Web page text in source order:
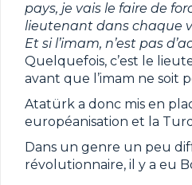
pays, je vais le faire de
lieutenant dans chaque
Et si l’imam, n’est pas
Quelquefois, c’est le
avant que l’imam ne soit
Atatürk a donc mis en
européanisation et la
Dans un genre un peu
révolutionnaire, il y a eu